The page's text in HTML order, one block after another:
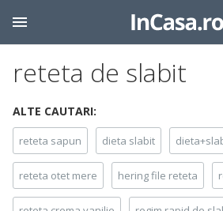
reteta de slabit
ALTE CAUTARI:
reteta sapun dieta slabit
reteta otet mere hering file reteta